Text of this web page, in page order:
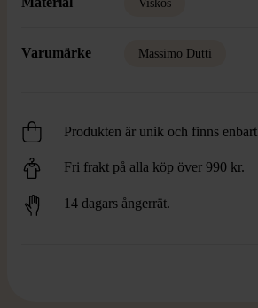
Viskos
Varumärke Massimo Dutti
Produkten är unik och finns
Fri frakt på alla köp över 990 kr.
14 dagars ångerrät.